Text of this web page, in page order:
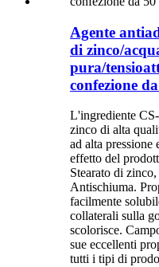
Agente
di zinco/
pura/
confezione
L'ingrediente
zinco di alta
ad alta pressione
effetto del
Stearato di
Antischiuma.
facilmente
collaterali sulla
scolorisce.
sue eccellenti
tutti i tipi di